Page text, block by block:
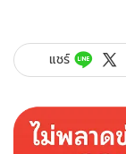
แชร์